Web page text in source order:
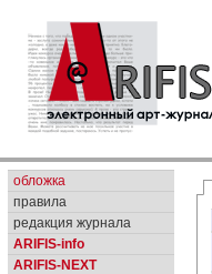
обложка
правила
редакция журнала
ARIFIS-info
ARIFIS-NEXT